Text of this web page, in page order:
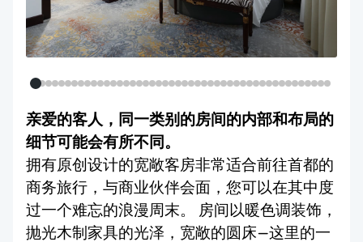
亲爱的客人，同一类别的房间的内部和布局的
细节可能会有所不同。
拥有原创设计的宽敞客房非常适合前往首都的
商务旅行，与商业伙伴会面，您可以在其中度
过一个难忘的浪漫周末。 房间以暖色调装饰，
抛光木制家具的光泽，宽敞的圆床—这里的一